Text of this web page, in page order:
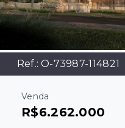
Ref.: O-73987-114821
Venda
R$6.262.000